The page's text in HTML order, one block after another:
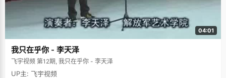
04:01
我只在乎你 - 李天泽
飞宇视频 第12期, 我只在乎你 - 李天泽
UP主: 飞宇视频